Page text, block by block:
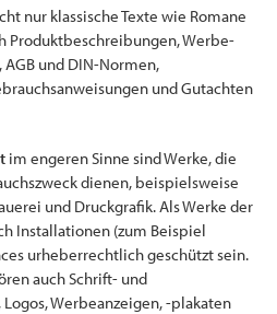
nur klassische Texte wie Romane
Produktbeschreibungen, Werbe-
und DIN-Normen,
und Gutachten
im engeren Sinne sind Werke, die
dienen, beispielsweise
und Druckgrafik. Als Werke der
Installationen (zum Beispiel
urheberrechtlich geschützt sein.
auch Schrift- und
Werbeanzeigen, -plakaten